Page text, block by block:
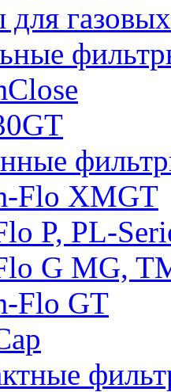
Flo XMGT
P, PL-
G MG,
Flo GT